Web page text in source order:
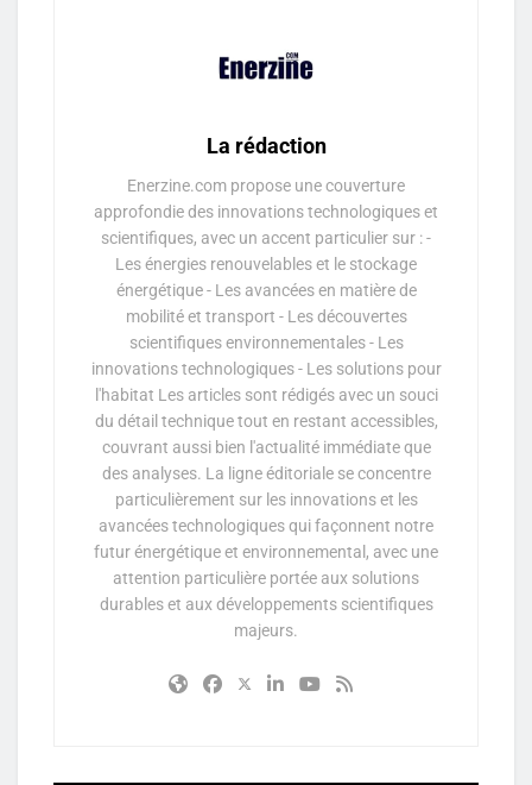
La rédaction
Enerzine.com propose une couverture
approfondie des innovations technologiques et
scientifiques, avec un accent particulier sur : -
Les énergies renouvelables et le stockage
énergétique - Les avancées en matière de
mobilité et transport - Les découvertes
scientifiques environnementales - Les
innovations technologiques - Les solutions pour
l'habitat Les articles sont rédigés avec un souci
du détail technique tout en restant accessibles,
couvrant aussi bien l'actualité immédiate que
des analyses. La ligne éditoriale se concentre
particulièrement sur les innovations et les
avancées technologiques qui façonnent notre
futur énergétique et environnemental, avec une
attention particulière portée aux solutions
durables et aux développements scientifiques
majeurs.